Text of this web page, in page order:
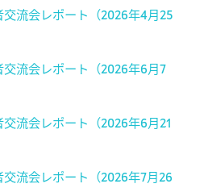
交流会レポート（2026年4月25
交流会レポート（2026年6月7
流会レポート（2026年6月21
交流会レポート（2026年7月26